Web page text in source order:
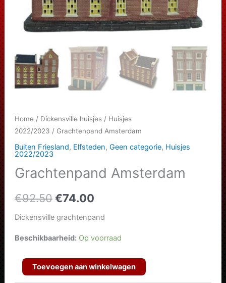
Home / Dickensville huisjes/ Huisjes
2022/2023 / Grachtenpand Amsterdam
Buiten Friesland, Elfsteden, Geen categorie, Huisjes
2022/2023
Grachtenpand Amsterdam
€92.50Oorspronkelijke
prijs
was:
€92.50.
€74.00Huidige
prijs
is:
€74.00.
Dickensville grachtenpand
Beschikbaarheid: Op voorraad
Grachtenpand
Amsterdam
Toevoegen aan winkelwagen